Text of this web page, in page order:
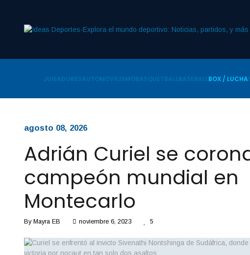
JUGADORESAUTOMOVILISMOBASQUETBALLBASEBALLBOX / LUCHA
agosto 08, 2026
Adrián Curiel se
campeón mundial en
Montecarlo
By Mayra EB noviembre 6, 2023 5